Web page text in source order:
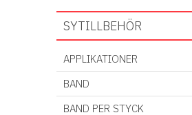
SYTILLBEHÖR
APPLIKATIONER
BAND
BAND PER STYCK